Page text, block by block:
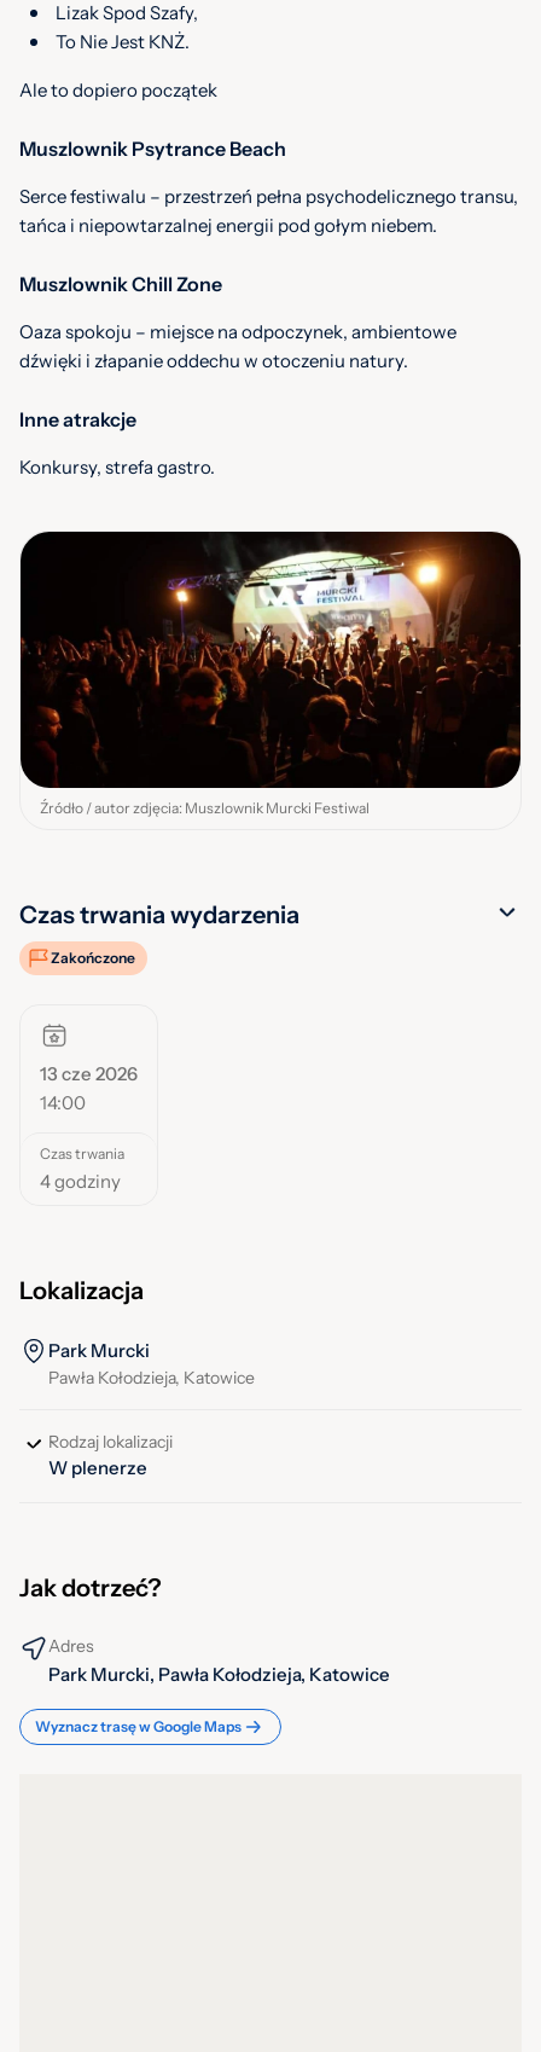
Lizak Spod Szafy,
To Nie Jest KNŻ.
Ale to dopiero początek
Muszlownik Psytrance Beach
Serce festiwalu – przestrzeń pełna psychodelicznego transu,
tańca i niepowtarzalnej energii pod gołym niebem.
Muszlownik Chill Zone
Oaza spokoju – miejsce na odpoczynek, ambientowe
dźwięki i złapanie oddechu w otoczeniu natury.
Inne atrakcje
Konkursy, strefa gastro.
Źródło / autor zdjęcia: Muszlownik Murcki Festiwal
Czas trwania wydarzenia
Zakończone
13 cze 2026
14:00
Czas trwania
4 godziny
Lokalizacja
Park Murcki
Pawła Kołodzieja, Katowice
Rodzaj lokalizacji
W plenerze
Jak dotrzeć?
Adres
Park Murcki, Pawła Kołodzieja, Katowice
Wyznacz trasę w Google Maps